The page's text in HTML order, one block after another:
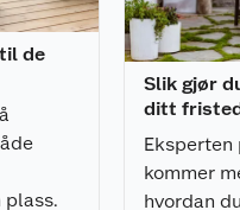
de
Slik gjør
ditt
Eksperten
kommer
hvordan